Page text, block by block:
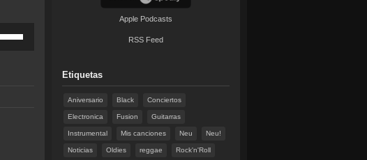
Apple Podcasts
RSS Feed
Etiquetas
Aniversario Black Conciertos
Electronica Fusion Guitarras
Instrumental Mis canciones Neu Neu!
Noticias Oldies reggae Rock'n'Roll